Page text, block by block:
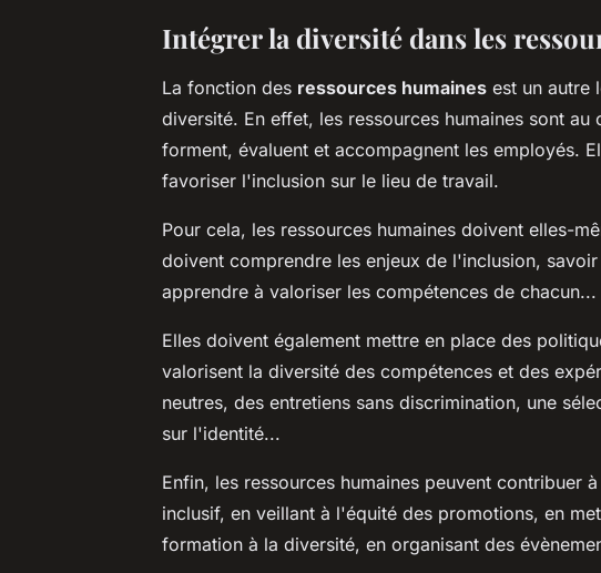
Intégrer la diversité dans les
La fonction des ressources humaines est un autre
diversité. En effet, les ressources humaines sont
forment, évaluent et accompagnent les employés.
favoriser l'inclusion sur le lieu de travail.
Pour cela, les ressources humaines doivent elles-
doivent comprendre les enjeux de l'inclusion,
apprendre à valoriser les compétences de chacun...
Elles doivent également mettre en place des
valorisent la diversité des compétences et des
neutres, des entretiens sans discrimination, une
sur l'identité...
Enfin, les ressources humaines peuvent contribuer
inclusif, en veillant à l'équité des promotions, en
formation à la diversité, en organisant des